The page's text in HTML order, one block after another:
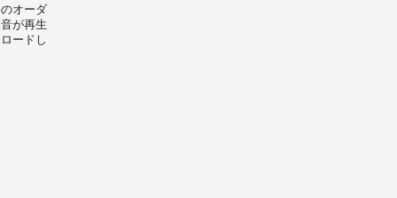
オーダ
が再生
ードし
いただ